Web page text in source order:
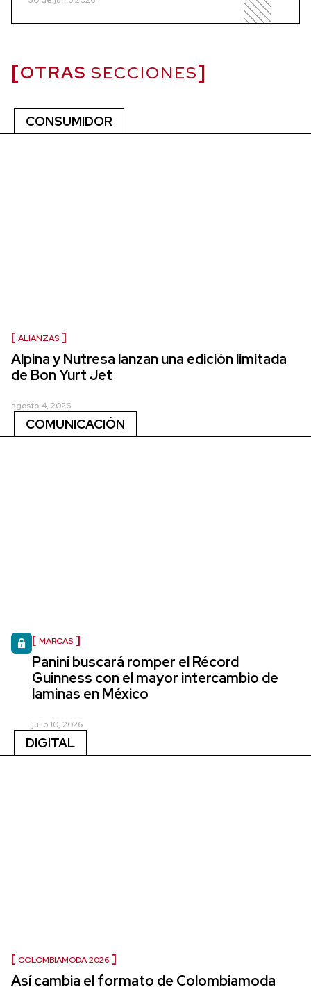
OTRAS SECCIONES
CONSUMIDOR
ALIANZAS
Alpina y Nutresa lanzan una edición limitada
de Bon Yurt Jet
agosto 4, 2026
COMUNICACIÓN
MARCAS
Panini buscará romper el Récord
Guinness con el mayor intercambio de
laminas en México
julio 10, 2026
DIGITAL
COLOMBIAMODA 2026
Así cambia el formato de Colombiamoda